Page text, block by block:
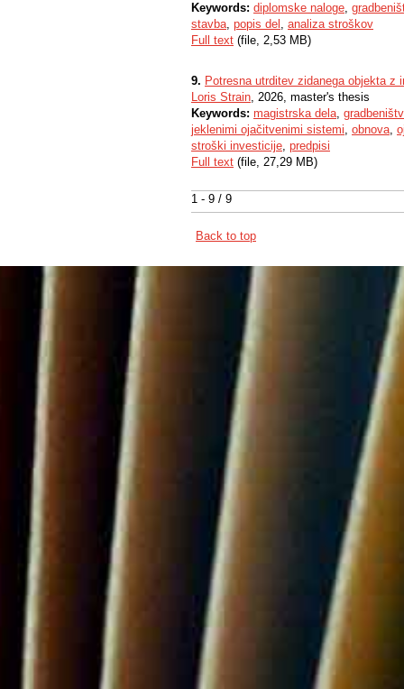
1 - 9 / 9
Keywords: diplomske naloge,
stavba, popis del , analiza stroškov
Full text (file, 2,53 MB)
9. Potresna utrditev zidanega objekta
Loris Strain, 2026, master's thesis
Keywords: magistrska dela,
jeklenimi ojačitvenimi sistemi, obnova,
stroški investicije, predpisi
Full text (file, 27,29 MB)
Back to top